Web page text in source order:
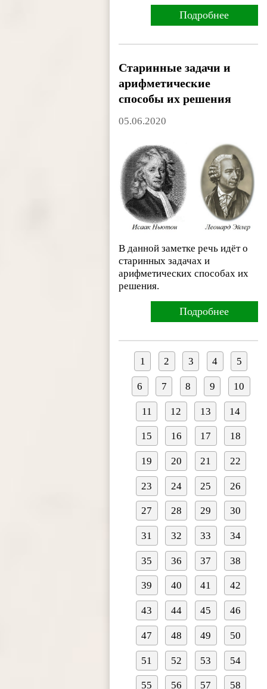
Подробнее
Старинные задачи и
арифметические
способы их решения
05.06.2020
В данной заметке речь идёт о
старинных задачах и
арифметических способах их
решения.
Подробнее
1 2 3 4 5
6 7 8 9 10
11 12 13 14
15 16 17 18
19 20 21 22
23 24 25 26
27 28 29 30
31 32 33 34
35 36 37 38
39 40 41 42
43 44 45 46
47 48 49 50
51 52 53 54
55 56 57 58